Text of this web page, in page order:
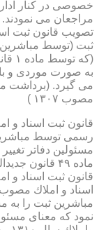
خصوصی در كنار
مراجعان می نمودند.
ثبت (توسط مباشرین
به صورت موردی و
مصوب ۱۳۰۷ )
مسئولین دفاتر
مباشرین ثبت را به